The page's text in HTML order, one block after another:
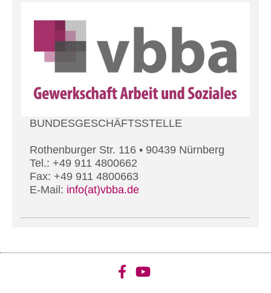
BUNDESGESCHÄFTSSTELLE
Rothenburger Str. 116 • 90439 Nürnberg
Tel.: +49 911 4800662
Fax: +49 911 4800663
E-Mail: info(at)vbba.de